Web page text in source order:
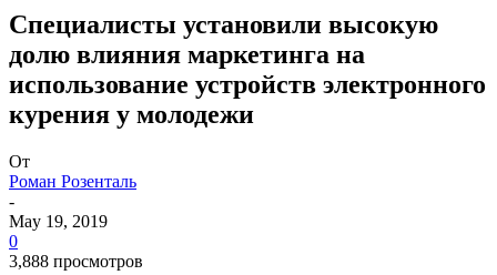
Специалисты установили высокую
долю влияния маркетинга на
использование устройств электронного
курения у молодежи
От
Роман Розенталь
-
May 19, 2019
0
3,888 просмотров